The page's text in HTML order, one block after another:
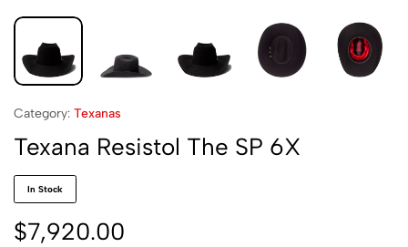
Category: Texanas
Texana Resistol The SP 6X
In Stock
$7,920.00